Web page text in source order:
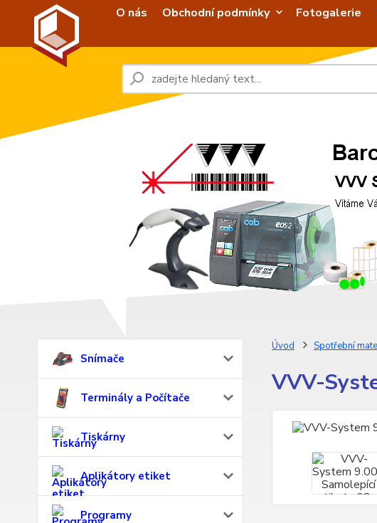
O nás Obchodní podmínky Fotogalerie
Snímače
Terminály a Počítače
Tiskárny
Aplikátory etiket
Programy
Úvod Spotřební
VVV-